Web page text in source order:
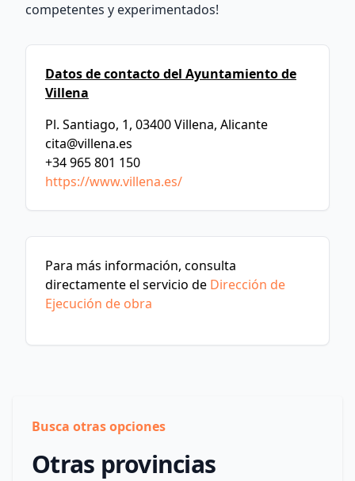
competentes y experimentados!
Datos de contacto del Ayuntamiento de
Villena
Pl. Santiago, 1, 03400 Villena, Alicante
cita@villena.es
+34 965 801 150
https://www.villena.es/
Para más información, consulta
directamente el servicio de Dirección de
Ejecución de obra
Busca otras opciones
Otras provincias